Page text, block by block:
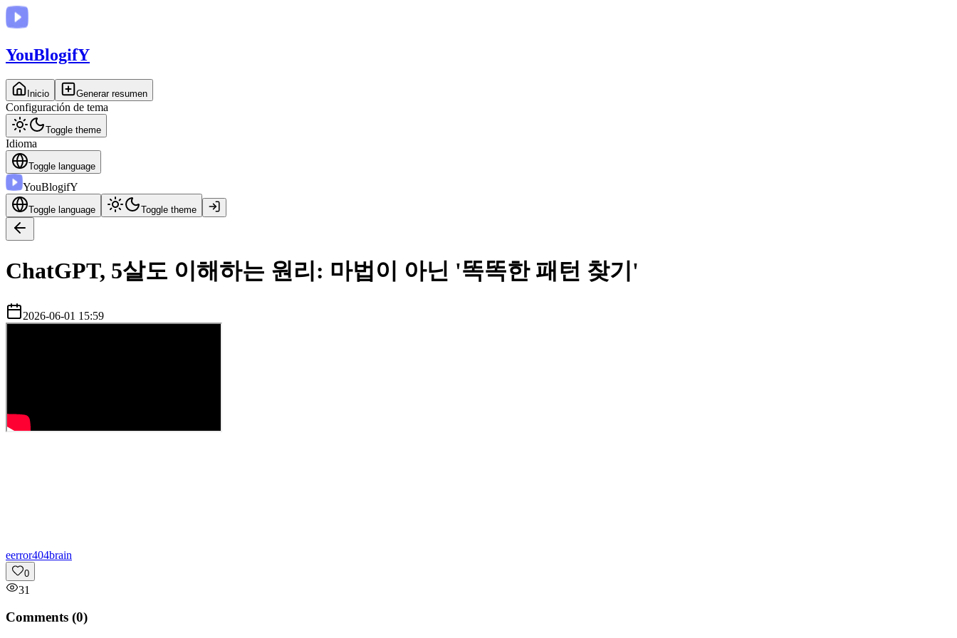
YouBlogifY
Inicio Generar resumen
Configuración de tema
Toggle theme
Idioma
Toggle language
YouBlogifY
Toggle language Toggle theme
ChatGPT, 5살도 이해하는 원리: 마법이 아닌 '똑똑한 패턴 찾기'
2026-06-01 15:59
eerror404brain
0
31
Comments (0)